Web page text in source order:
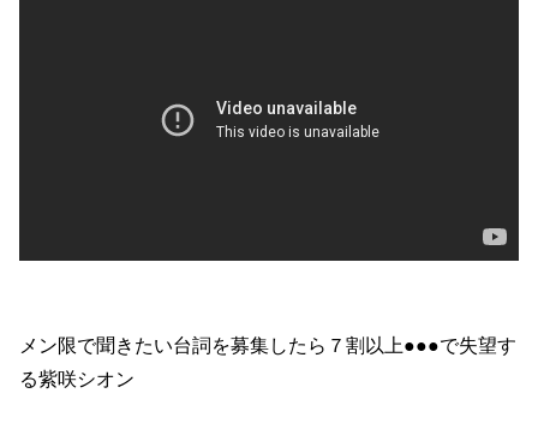
メン限で聞きたい台詞を募集したら７割以上●●●で失望す
る紫咲シオン